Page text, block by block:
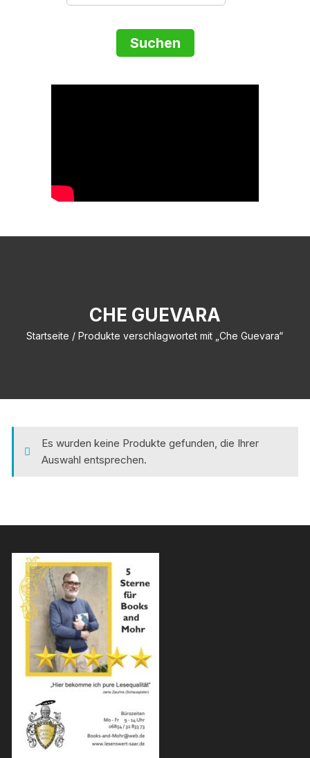
CHE GUEVARA
Startseite / Produkte verschlagwortet mit „Che Guevara“
Es wurden keine Produkte gefunden, die Ihrer
Auswahl entsprechen.